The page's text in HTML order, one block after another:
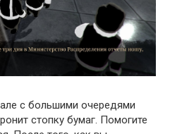
с большими очередями
стопку бумаг. Помогите